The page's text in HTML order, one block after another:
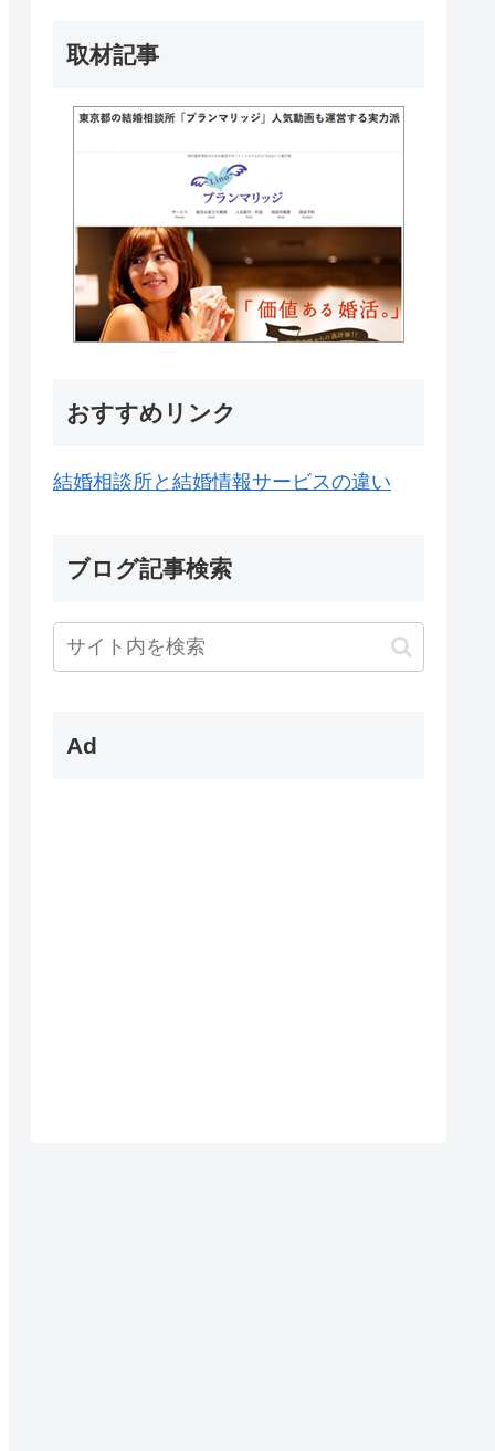
取材記事
おすすめリンク
結婚相談所と結婚情報サービスの違い
ブログ記事検索
Ad